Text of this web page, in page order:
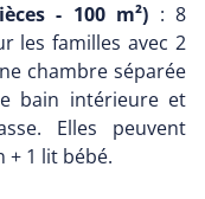
- 100 m²) : 8
les familles avec 2
chambre séparée
bain intérieure et
Elles peuvent
+ 1 lit bébé.